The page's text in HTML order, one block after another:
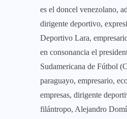
es el doncel venezolano,
dirigente deportivo,
Deportivo Lara,
en consonancia el
Sudamericana de Fútbol
paraguayo, empresario,
empresas, dirigente
filántropo, Alejandro